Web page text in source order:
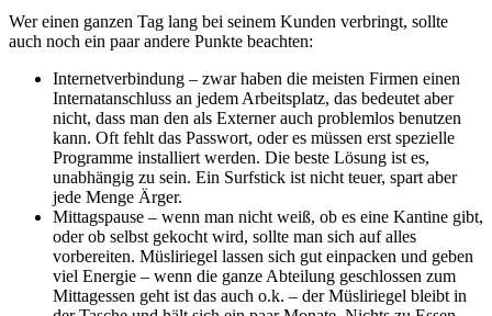
Wer einen ganzen Tag lang bei seinem Kunden verbringt, sollte
auch noch ein paar andere Punkte beachten:
Internetverbindung – zwar haben die meisten Firmen einen
Internatanschluss an jedem Arbeitsplatz, das bedeutet aber
nicht, dass man den als Externer auch problemlos benutzen
kann. Oft fehlt das Passwort, oder es müssen erst spezielle
Programme installiert werden. Die beste Lösung ist es,
unabhängig zu sein. Ein Surfstick ist nicht teuer, spart aber
jede Menge Ärger.
Mittagspause – wenn man nicht weiß, ob es eine Kantine gibt,
oder ob selbst gekocht wird, sollte man sich auf alles
vorbereiten. Müsliriegel lassen sich gut einpacken und geben
viel Energie – wenn die ganze Abteilung geschlossen zum
Mittagessen geht ist das auch o.k. – der Müsliriegel bleibt in